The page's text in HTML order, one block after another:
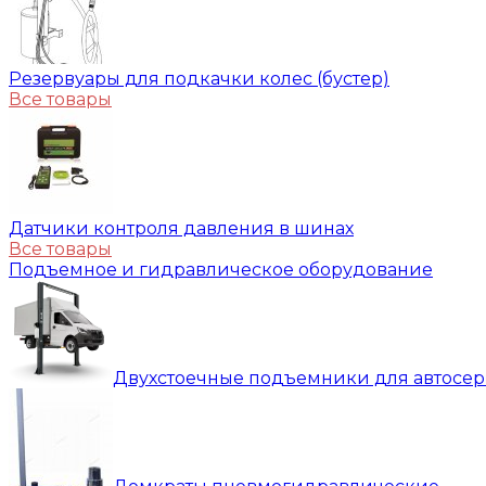
Резервуары для подкачки колес (бустер)
Все товары
Датчики контроля давления в шинах
Все товары
Подъемное и гидравлическое оборудование
Двухстоечные подъемники для